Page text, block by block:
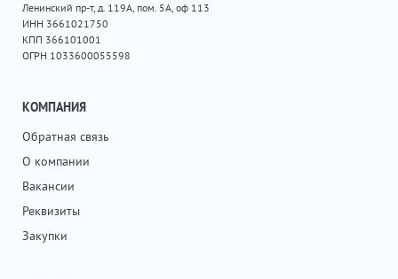
Ленинский пр-т, д. 119А, пом. 5А, оф 113
ИНН 3661021750
КПП 366101001
ОГРН 1033600055598
КОМПАНИЯ
Обратная связь
О компании
Вакансии
Реквизиты
Закупки